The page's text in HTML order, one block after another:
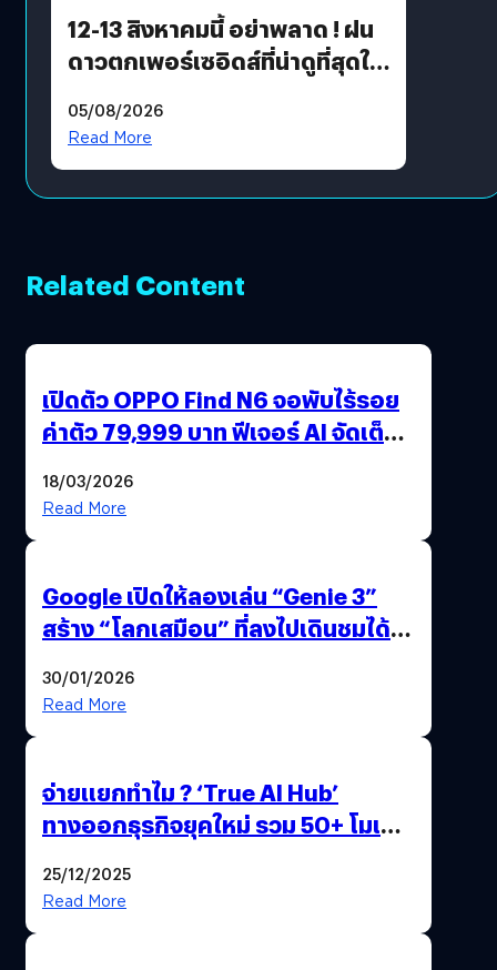
12-13 สิงหาคมนี้ อย่าพลาด ! ฝน
ดาวตกเพอร์เซอิดส์ที่น่าดูที่สุดใน
05/08/2026
Read More
Related Content
เปิดตัว OPPO Find N6 จอพับไร้รอย
ค่าตัว 79,999 บาท ฟีเจอร์ AI จัดเต็ม
18/03/2026
Read More
Google เปิดให้ลองเล่น “Genie 3”
สร้าง “โลกเสมือน” ที่ลงไปเดินชมได้
30/01/2026
Read More
จ่ายแยกทำไม ? ‘True AI Hub’
ทางออกธุรกิจยุคใหม่ รวม 50+ โมเดล
25/12/2025
Read More